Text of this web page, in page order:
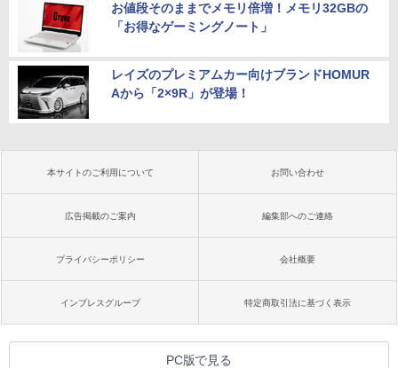
お値段そのままでメモリ倍増！メモリ32GBの
「お得なゲーミングノート」
レイズのプレミアムカー向けブランドHOMUR
Aから「2×9R」が登場！
本サイトのご利用について お問い合わせ
広告掲載のご案内 編集部へのご連絡
プライバシーポリシー 会社概要
インプレスグループ 特定商取引法に基づく表示
PC版で見る